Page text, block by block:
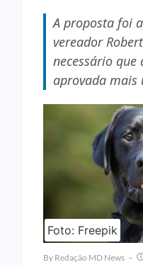
A proposta foi
vereador
necessário que
aprovada mais
Foto: Freepik
By Redação MD News